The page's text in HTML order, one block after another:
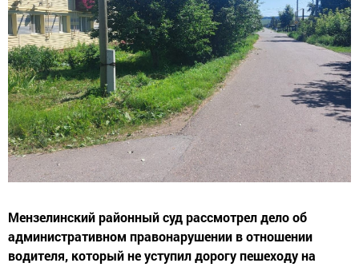
Мензелинский районный суд рассмотрел дело об
административном правонарушении в отношении
водителя, который не уступил дорогу пешеходу на